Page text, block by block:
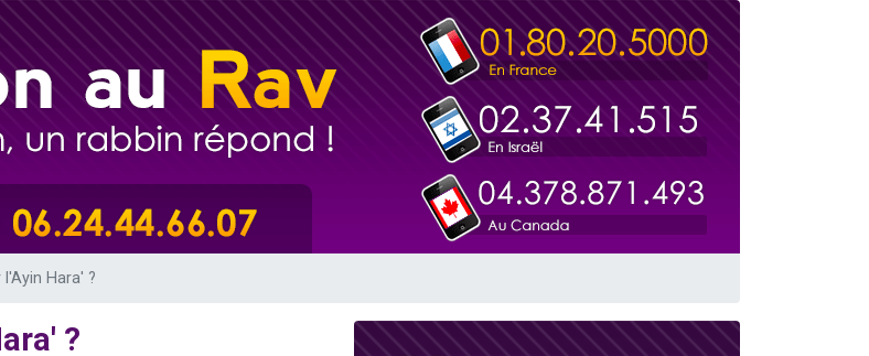
un don pour 5 enfants déjà orphelins risquent de perdre leur maman
une bénédiction
en groupe sur Zoom
un don pour Diane, 80 ans, dans un appartement insalubre
Hara' ?
?